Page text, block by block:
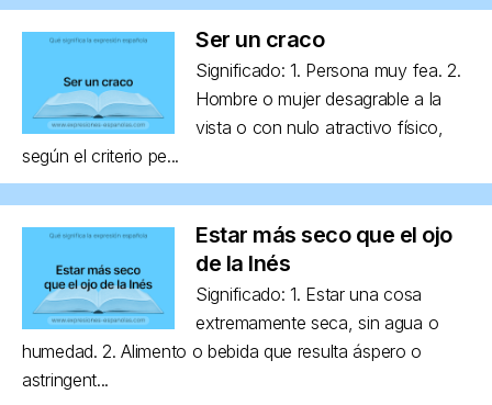
Ser un craco
Significado: 1. Persona muy fea. 2.
Hombre o mujer desagrable a la
vista o con nulo atractivo físico,
según el criterio pe...
Estar más seco que el ojo
de la Inés
Significado: 1. Estar una cosa
extremamente seca, sin agua o
humedad. 2. Alimento o bebida que resulta áspero o
astringent...